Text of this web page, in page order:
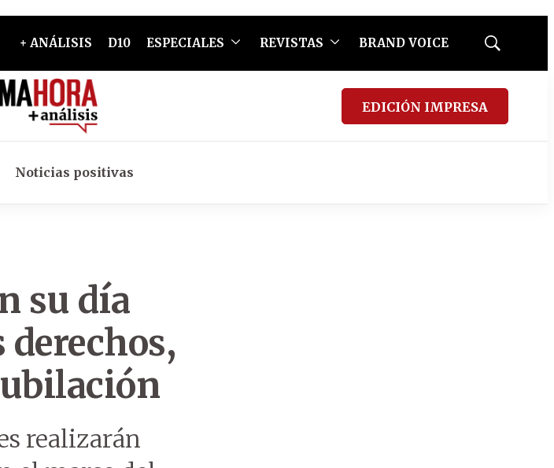
+ ANÁLISIS D10 ESPECIALES REVISTAS BRAND VOICE
Mostrar
EDICIÓN IMPRESA
Noticias positivas
su día
derechos,
realizarán